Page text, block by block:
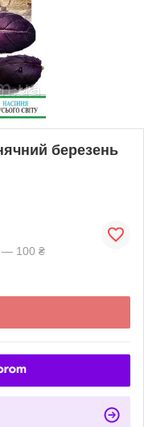
березень
— 100 ₴